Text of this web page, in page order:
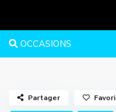
OCCASIONS
Partager